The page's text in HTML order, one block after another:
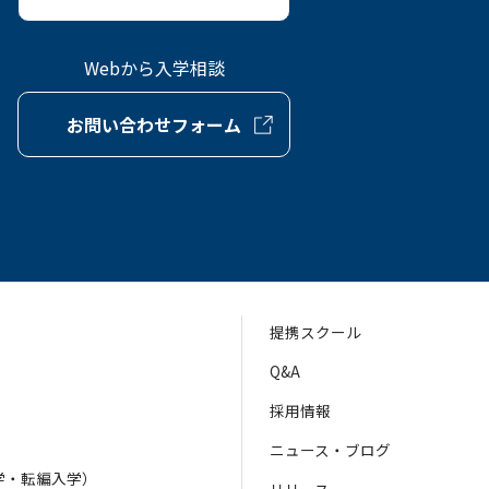
Webから入学相談
お問い合わせフォーム
転編入学）
提携スクール
Q&A
採用情報
ニュース・ブログ